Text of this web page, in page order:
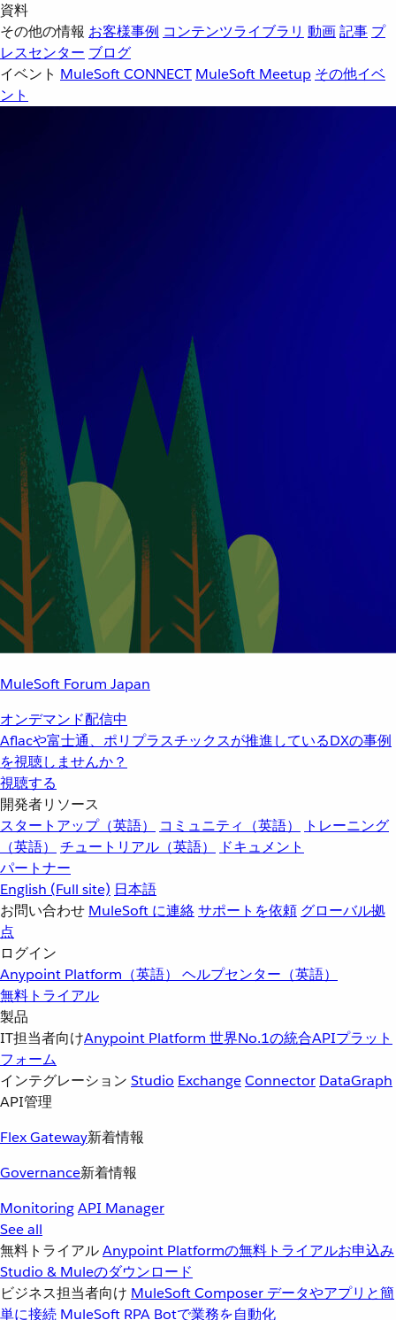
資料
その他の情報 お客様事例 コンテンツライブラリ 動画記事 プ
レスセンター ブログ
イベント MuleSoft CONNECT MuleSoft Meetup その他イベ
ント
MuleSoft Forum Japan
オンデマンド配信中
Aflacや富士通、ポリプラスチックスが推進しているDXの事例
を視聴しませんか？
視聴する
開発者リソース
スタートアップ（英語）
コミュニティ（英語）
トレーニング
（英語）
チュートリアル（英語）
ドキュメント
パートナー
English (Full site) 日本語
お問い合わせ MuleSoft に連絡サポートを依頼 グローバル拠
点
ログイン
Anypoint Platform（英語） ヘルプセンター（英語）
無料トライアル
製品
IT担当者向けAnypoint Platform 世界No.1の統合APIプラット
フォーム
インテグレーション Studio ExchangeConnector DataGraph
API管理
Flex Gateway新着情報
Governance新着情報
MonitoringAPI Manager
See all
無料トライアルAnypoint Platformの無料トライアルお申込み
Studio & Muleのダウンロード
ビジネス担当者向け MuleSoft Composer データやアプリと簡
単に接続 MuleSoft RPA Botで業務を自動化